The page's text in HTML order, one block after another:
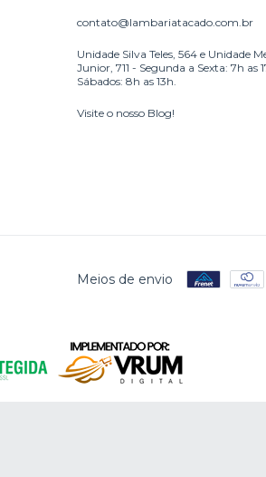
contato@lambariatacado.com.br
Unidade Silva Teles, 564 e Unidade
Junior, 711 - Segunda a Sexta: 7h as
Sábados: 8h as 13h.
Visite o nosso Blog!
Meios de envio